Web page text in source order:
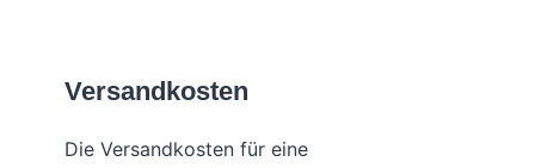
Versandkosten
Die Versandkosten für eine